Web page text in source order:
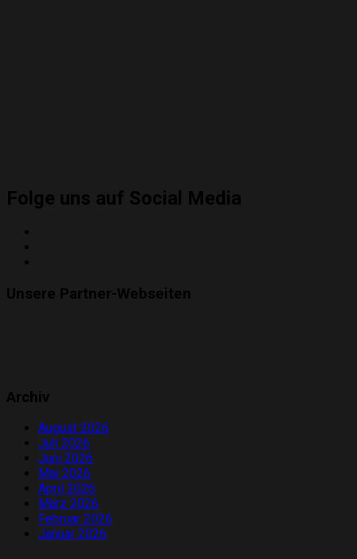
Folge uns auf Social Media
Unsere Partner-Webseiten
Archiv
August 2026
Juli 2026
Juni 2026
Mai 2026
April 2026
März 2026
Februar 2026
Januar 2026